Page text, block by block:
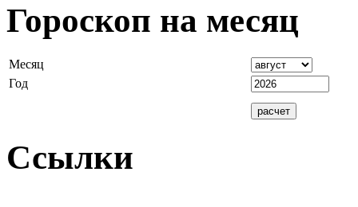
Гороскоп на месяц
Месяц
Год
Ссылки